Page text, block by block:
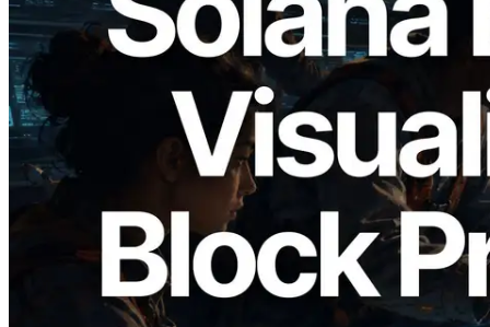
2026.05.24
Validators Solutions lança Solana Block
Analyzer — Visualizando o tempo de
produção de bloco por slot e o validador
responsável